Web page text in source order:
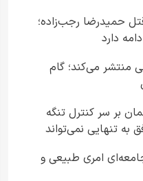
قتل حمیدرضا رجب‌زاده؛
دارد
منتشر می‌کند؛ گام
بر سر کنترل تنگه
به تنهایی نمی‌تواند
امری طبیعی و